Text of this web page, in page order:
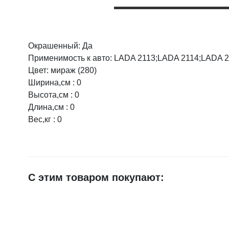
Окрашенный: Да
Применимость к авто: LADA 2113;LADA 2114;LADA
Цвет: мираж (280)
Ширина,см : 0
Высота,см : 0
Длина,см : 0
Вес,кг : 0
Оцените товар:
Ваше имя
E-mail
С этим товаром покупают: